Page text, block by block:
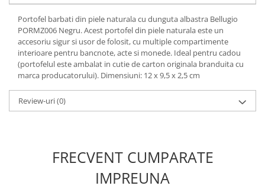
Portofel barbati din piele naturala cu dunguta albastra Bellugio
PORMZ006 Negru. Acest portofel din piele naturala este un
accesoriu sigur si usor de folosit, cu multiple compartimente
interioare pentru bancnote, acte si monede. Ideal pentru cadou
(portofelul este ambalat in cutie de carton originala branduita cu
marca producatorului). Dimensiuni: 12 x 9,5 x 2,5 cm
Review-uri(0)
FRECVENT CUMPARATE
IMPREUNA